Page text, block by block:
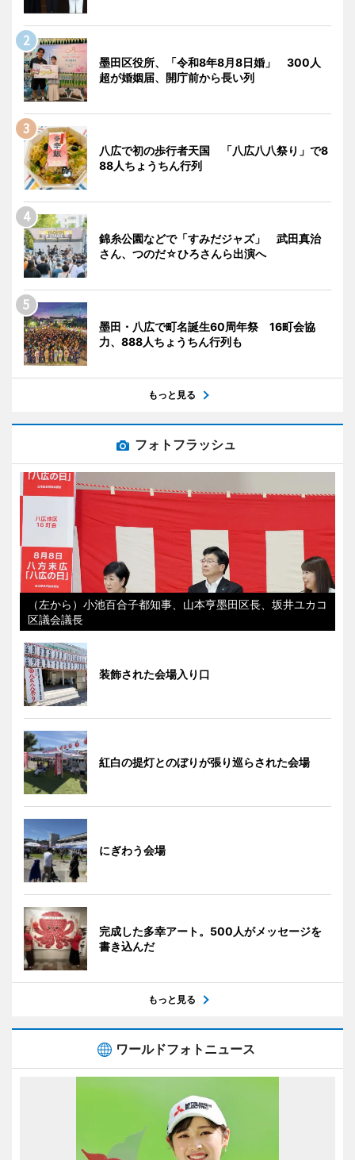
墨田区役所、「令和8年8月8日婚」 300人
超が婚姻届、開庁前から長い列
八広で初の歩行者天国 「八広八八祭り」で8
88人ちょうちん行列
錦糸公園などで「すみだジャズ」 武田真治
さん、つのだ☆ひろさんら出演へ
墨田・八広で町名誕生60周年祭 16町会協
力、888人ちょうちん行列も
もっと見る
フォトフラッシュ
（左から）小池百合子都知事、山本亨墨田区長、坂井ユカコ
区議会議長
装飾された会場入り口
紅白の提灯とのぼりが張り巡らされた会場
にぎわう会場
完成した多幸アート。500人がメッセージを
書き込んだ
もっと見る
ワールドフォトニュース